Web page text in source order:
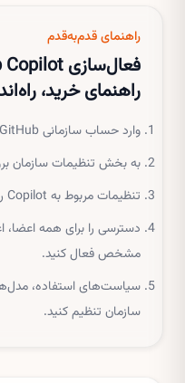
راهنمای قدم‌به‌قدم
راهنمای خرید،
وارد حساب سازمانی GitHub شوید.
به بخش تنظیمات سازمان
تنظیمات مربوط به Copilot را باز کنید.
دسترسی را برای همه
مشخص فعال کنید.
سیاست‌های استفاده،
سازمان تنظیم کنید.